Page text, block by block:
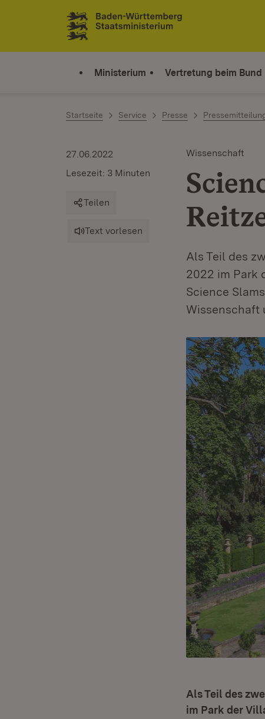
Zum Inhalt springen
Link zur Startseite
Ministerium Vertretung beim Bund
Startseite Service Presse
Wissenschaft
Als Teil des
2022 im Park
Science
Wissenschaft
27.06.2022
Lesezeit: 3 Minuten
Teilen
Text vorlesen
Als Teil des
im Park der